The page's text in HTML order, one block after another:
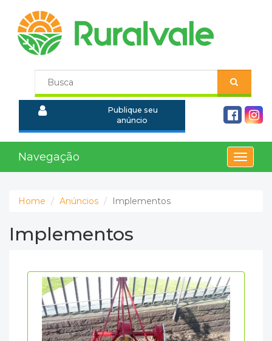
Publique seu
anúncio
Toggle
Navegação
Home Anúncios Implementos
Implementos